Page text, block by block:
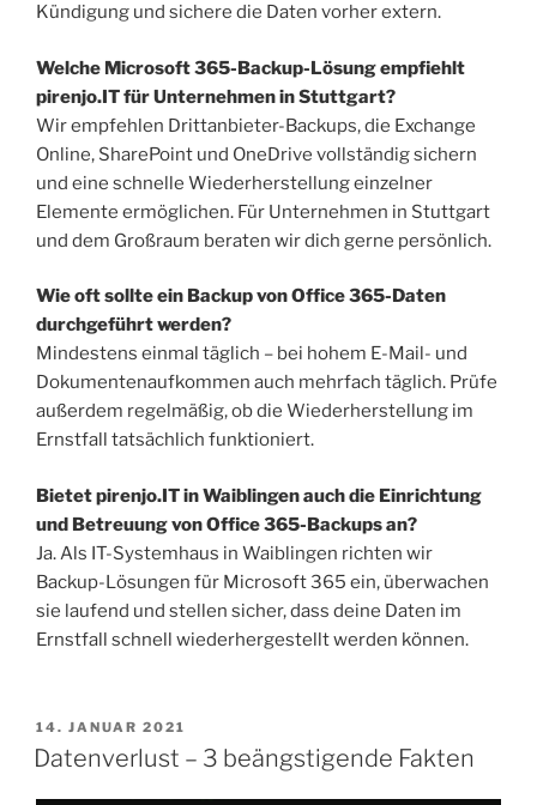
Kündigung und sichere die Daten vorher extern.
Welche Microsoft 365-Backup-Lösung empfiehlt
pirenjo.IT für Unternehmen in Stuttgart?
Wir empfehlen Drittanbieter-Backups, die Exchange
Online, SharePoint und OneDrive vollständig sichern
und eine schnelle Wiederherstellung einzelner
Elemente ermöglichen. Für Unternehmen in Stuttgart
und dem Großraum beraten wir dich gerne persönlich.
Wie oft sollte ein Backup von Office 365-Daten
durchgeführt werden?
Mindestens einmal täglich – bei hohem E-Mail- und
Dokumentenaufkommen auch mehrfach täglich. Prüfe
außerdem regelmäßig, ob die Wiederherstellung im
Ernstfall tatsächlich funktioniert.
Bietet pirenjo.IT in Waiblingen auch die Einrichtung
und Betreuung von Office 365-Backups an?
Ja. Als IT-Systemhaus in Waiblingen richten wir
Backup-Lösungen für Microsoft 365 ein, überwachen
sie laufend und stellen sicher, dass deine Daten im
Ernstfall schnell wiederhergestellt werden können.
14. JANUAR 2021
Datenverlust – 3 beängstigende Fakten